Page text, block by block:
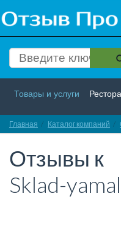
Товары и услуги
Красота и здоровье
Интернет Путешествие и
Недвижимость Работа
Главная Каталог компаний
Отзывы к
Sklad-